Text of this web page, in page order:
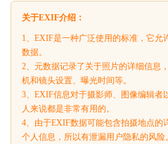
关于EXIF介绍：
1、EXIF是一种广泛使用的标准，它允
数据。
2、元数据记录了关于照片的详细信息
机和镜头设置、曝光时间等。
3、EXIF信息对于摄影师、图像编辑者
人来说都是非常有用的。
4、由于EXIF数据可能包含拍摄地点的
个人信息，所以有泄漏用户隐私的风险。